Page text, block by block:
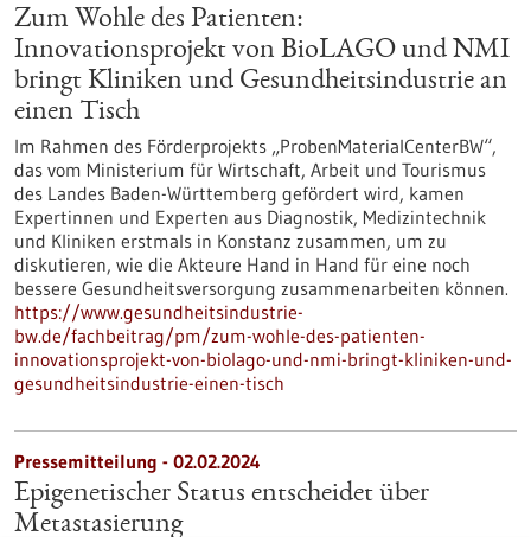
Zum Wohle des Patienten:
Innovationsprojekt von BioLAGO und NMI
bringt Kliniken und Gesundheitsindustrie an
einen Tisch
Im Rahmen des Förderprojekts „ProbenMaterialCenterBW“,
das vom Ministerium für Wirtschaft, Arbeit und Tourismus
des Landes Baden-Württemberg gefördert wird, kamen
Expertinnen und Experten aus Diagnostik, Medizintechnik
und Kliniken erstmals in Konstanz zusammen, um zu
diskutieren, wie die Akteure Hand in Hand für eine noch
bessere Gesundheitsversorgung zusammenarbeiten können.
https://www.gesundheitsindustrie-
bw.de/fachbeitrag/pm/zum-wohle-des-patienten-
innovationsprojekt-von-biolago-und-nmi-bringt-kliniken-und-
gesundheitsindustrie-einen-tisch
Pressemitteilung - 02.02.2024
Epigenetischer Status entscheidet über
Metastasierung